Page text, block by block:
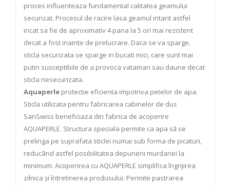
proces influenteaza fundamental calitatea geamului
securizat. Procesul de racire lasa geamul intarit astfel
incat sa fie de aproximativ 4 pana la 5 ori mai rezistent
decat a fost inainte de prelucrare. Daca se va sparge,
sticla securizata se sparge in bucati mici, care sunt mai
putin susceptibile de a provoca vatamari sau daune decat
sticla nesecurizata.
Aquaperle protectie eficienta impotriva petelor de apa.
Sticla utilizata pentru fabricarea cabinelor de dus
SanSwiss beneficiaza din fabrica de acoperire
AQUAPERLE. Structura speciala permite ca apa să se
prelinga pe suprafata sticlei numai sub forma de picaturi,
reducând astfel posibilitatea depunerii murdariei la
minimum. Acoperirea cu AQUAPERLE simplifica îngrijirea
zilnica și întretinerea produsului. Permite pastrarea